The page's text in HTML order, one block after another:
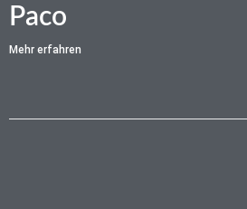
Paco
Mehr erfahren